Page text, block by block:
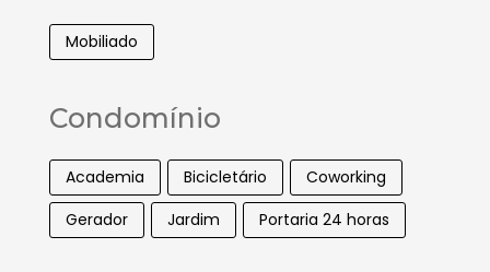
Mobiliado
Condomínio
Academia Bicicletário
Coworking
Gerador
Jardim Portaria 24 horas